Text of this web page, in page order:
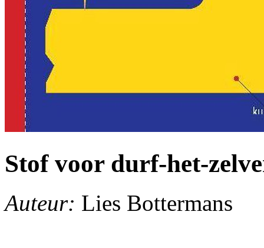
Stof voor durf-het-
Auteur: Lies Bottermans